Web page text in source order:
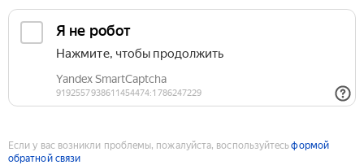
Если у вас возникли проблемы, пожалуйста, воспользуйтесьформой
обратной связи